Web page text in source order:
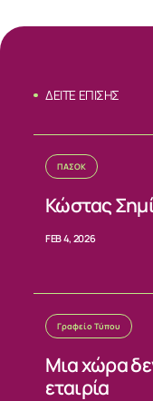
ΔΕΙΤΕ ΕΠΙΣΗΣ
ΠΑΣΟΚ
Κώστας
FEB 4, 2026
Γραφείο Τύπου
Μια χώρα
εταιρία